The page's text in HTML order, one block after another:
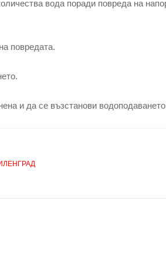
вода поради повреда на
повредата.
и да се възстанови